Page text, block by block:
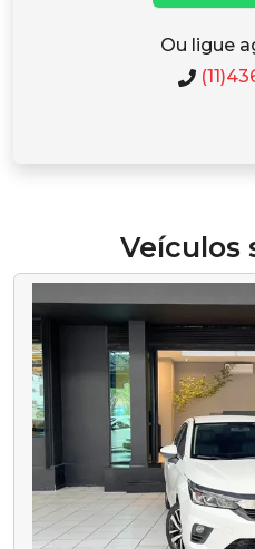
Ou ligue
Veículos